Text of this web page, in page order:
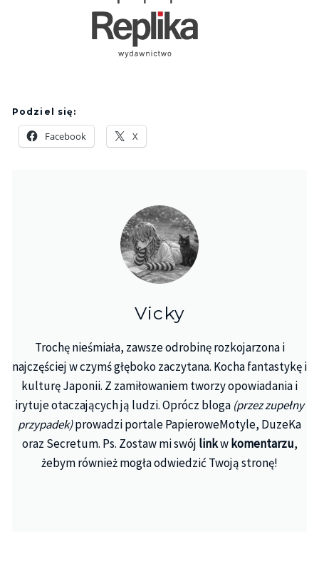
Podziel się:
Facebook X
Vicky
Trochę nieśmiała, zawsze odrobinę rozkojarzona i
najczęściej w czymś głęboko zaczytana. Kocha fantastykę i
kulturę Japonii. Z zamiłowaniem tworzy opowiadania i
irytuje otaczających ją ludzi. Oprócz bloga (przez zupełny
przypadek)prowadzi portale PapieroweMotyle, DuzeKa
oraz Secretum. Ps. Zostaw mi swój linkwkomentarzu,
żebym również mogła odwiedzić Twoją stronę!